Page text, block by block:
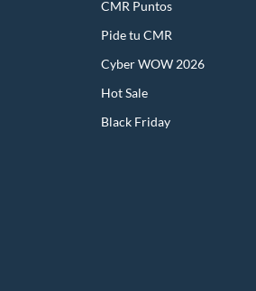
CMR Puntos
Pide tu CMR
Cyber WOW 2026
Hot Sale
Black Friday